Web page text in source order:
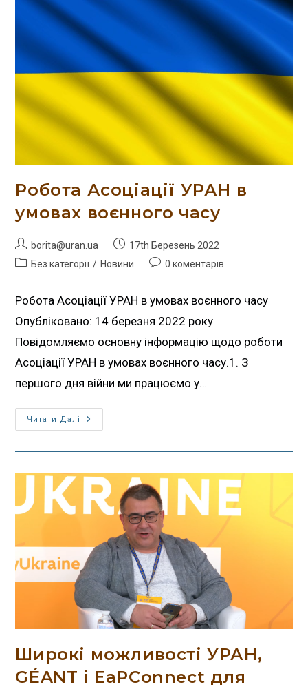
Робота Асоціації УРАН в
умовах воєнного часу
borita@uran.ua
17th Березень 2022
Без категорії / Новини 0 коментарів
Робота Асоціації УРАН в умовах воєнного часу
Опубліковано: 14 березня 2022 року
Повідомляємо основну інформацію щодо роботи
Асоціації УРАН в умовах воєнного часу.1. З
першого дня війни ми працюємо у…
Читати Далі
Широкі можливості УРАН,
GÉANT і EaPConnect для